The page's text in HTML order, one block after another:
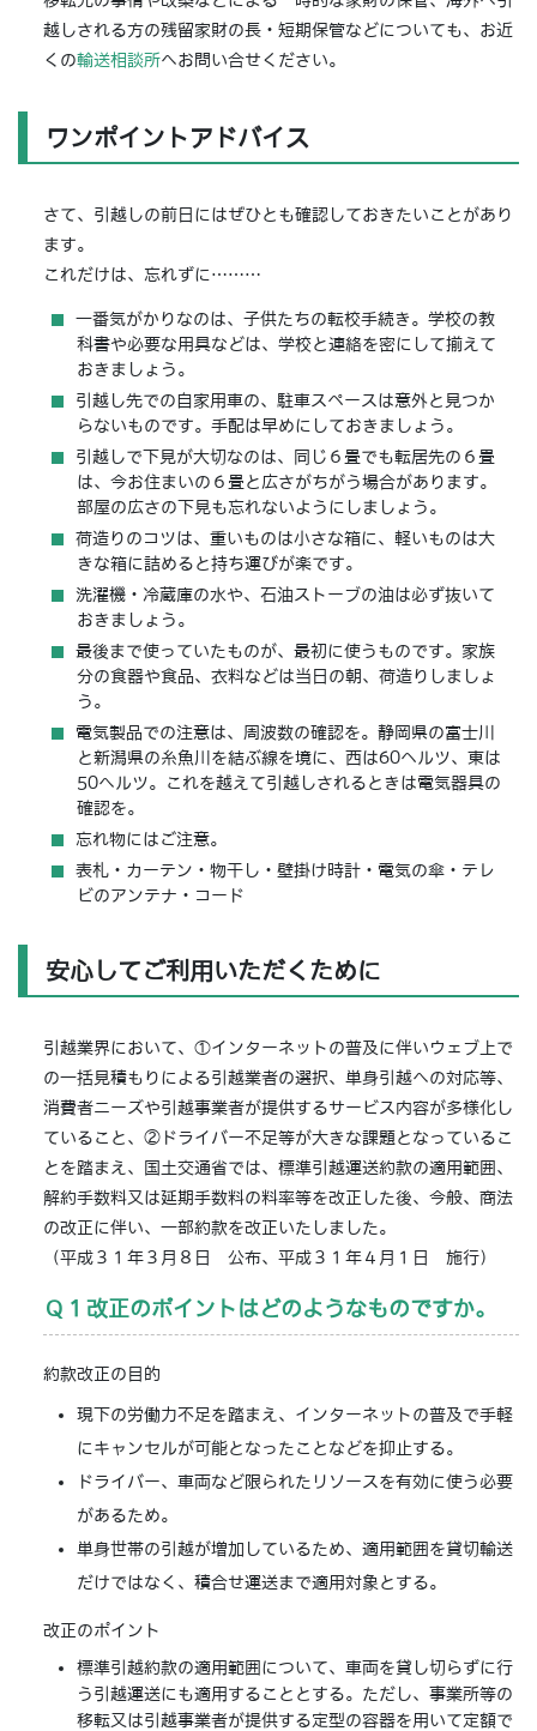
越しされる方の残留家財の長・短期保管などについても、お近
くの輸送相談所へお問い合せください。
ワンポイントアドバイス
さて、引越しの前日にはぜひとも確認しておきたいことがあり
ます。
これだけは、忘れずに………
一番気がかりなのは、子供たちの転校手続き。学校の教
科書や必要な用具などは、学校と連絡を密にして揃えて
おきましょう。
引越し先での自家用車の、駐車スペースは意外と見つか
らないものです。手配は早めにしておきましょう。
引越しで下見が大切なのは、同じ６畳でも転居先の６畳
は、今お住まいの６畳と広さがちがう場合があります。
部屋の広さの下見も忘れないようにしましょう。
荷造りのコツは、重いものは小さな箱に、軽いものは大
きな箱に詰めると持ち運びが楽です。
洗濯機・冷蔵庫の水や、石油ストーブの油は必ず抜いて
おきましょう。
最後まで使っていたものが、最初に使うものです。家族
分の食器や食品、衣料などは当日の朝、荷造りしましょ
う。
電気製品での注意は、周波数の確認を。静岡県の富士川
と新潟県の糸魚川を結ぶ線を境に、西は60ヘルツ、東は
50へルツ。これを越えて引越しされるときは電気器具の
確認を。
忘れ物にはご注意。
表札・カーテン・物干し・壁掛け時計・電気の傘・テレ
ビのアンテナ・コード
安心してご利用いただくために
引越業界において、①インターネットの普及に伴いウェブ上で
の一括見積もりによる引越業者の選択、単身引越への対応等、
消費者ニーズや引越事業者が提供するサービス内容が多様化し
ていること、②ドライバー不足等が大きな課題となっているこ
とを踏まえ、国土交通省では、標準引越運送約款の適用範囲、
解約手数料又は延期手数料の料率等を改正した後、今般、商法
の改正に伴い、一部約款を改正いたしました。
（平成３１年３月８日 公布、平成３１年４月１日 施行）
Ｑ１改正のポイントはどのようなものですか。
約款改正の目的
現下の労働力不足を踏まえ、インターネットの普及で手軽
にキャンセルが可能となったことなどを抑止する。
ドライバー、車両など限られたリソースを有効に使う必要
があるため。
単身世帯の引越が増加しているため、適用範囲を貸切輸送
だけではなく、積合せ運送まで適用対象とする。
改正のポイント
標準引越約款の適用範囲について、車両を貸し切らずに行
う引越運送にも適用することとする。ただし、事業所等の
移転又は引越事業者が提供する定型の容器を用いて定額で